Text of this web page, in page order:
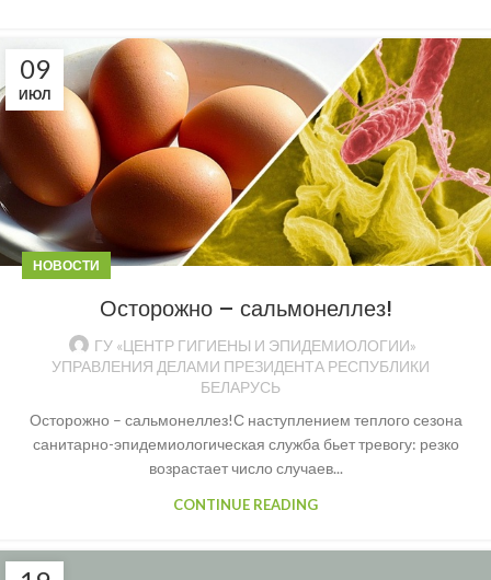
09
ИЮЛ
НОВОСТИ
Осторожно – сальмонеллез!
ГУ «ЦЕНТР ГИГИЕНЫ И ЭПИДЕМИОЛОГИИ»
УПРАВЛЕНИЯ ДЕЛАМИ ПРЕЗИДЕНТА РЕСПУБЛИКИ
БЕЛАРУСЬ
Осторожно – сальмонеллез!С наступлением теплого сезона
санитарно-эпидемиологическая служба бьет тревогу: резко
возрастает число случаев...
CONTINUE READING